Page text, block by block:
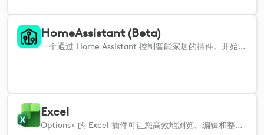
HomeAssistant (Beta)
一个通过 Home Assistant 控制智能家居的插件。开始使用前，请按照以下链接中的设置指南操作：https://github.com/Logitech/cto-HomeAssistantPlugin-OptionsPlus 请注意，这是 Cristian Safta 的实习项目，未获得罗技的官方支持。罗技对此插件不提供任何保修或技术支持。
Excel
Options+ 的 Excel 插件可让您高效地浏览、编辑和整理电子表格。